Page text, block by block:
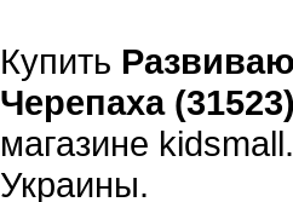
Купить
Черепаха
магазине
Украины.